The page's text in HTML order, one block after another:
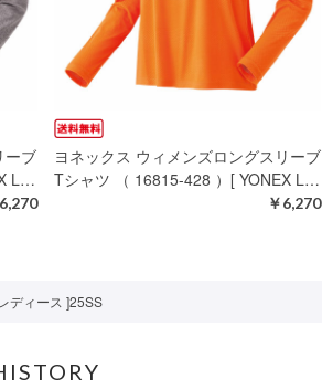
ーブ
L…
ヨネックス ウィメンズロングスリーブ
Tシャツ （ 16815-428 ）[ YONEX L…
￥6,270
ディース ]25SS